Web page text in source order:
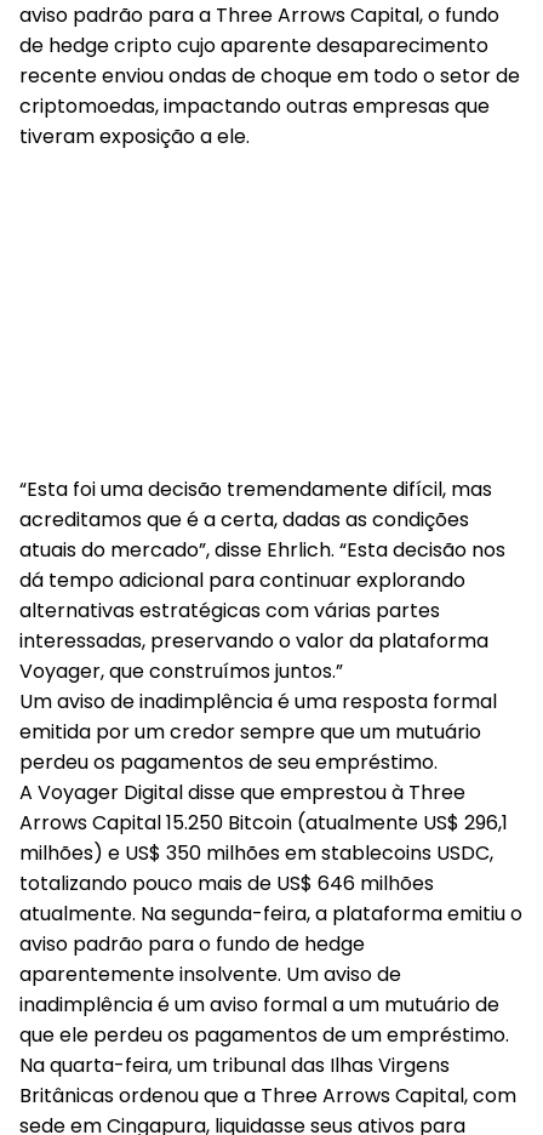
aviso padrão para a Three Arrows Capital, o fundo
de hedge cripto cujo aparente desaparecimento
recente enviou ondas de choque em todo o setor de
criptomoedas, impactando outras empresas que
tiveram exposição a ele.
“Esta foi uma decisão tremendamente difícil, mas
acreditamos que é a certa, dadas as condições
atuais do mercado”, disse Ehrlich. “Esta decisão nos
dá tempo adicional para continuar explorando
alternativas estratégicas com várias partes
interessadas, preservando o valor da plataforma
Voyager, que construímos juntos.”
Um aviso de inadimplência é uma resposta formal
emitida por um credor sempre que um mutuário
perdeu os pagamentos de seu empréstimo.
A Voyager Digital disse que emprestou à Three
Arrows Capital 15.250 Bitcoin (atualmente US$ 296,1
milhões) e US$ 350 milhões em stablecoins USDC,
totalizando pouco mais de US$ 646 milhões
atualmente. Na segunda-feira, a plataforma emitiu o
aviso padrão para o fundo de hedge
aparentemente insolvente. Um aviso de
inadimplência é um aviso formal a um mutuário de
que ele perdeu os pagamentos de um empréstimo.
Na quarta-feira, um tribunal das Ilhas Virgens
Britânicas ordenou que a Three Arrows Capital, com
sede em Cingapura, liquidasse seus ativos para